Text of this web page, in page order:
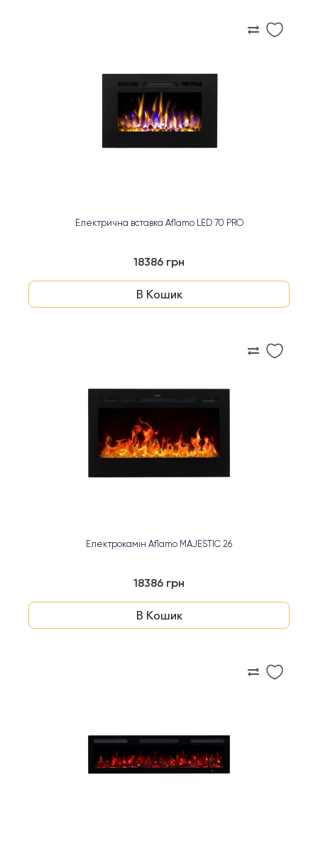
Електрична вставка Aflamo LED 70 PRO
18386 грн
В Кошик
Електрокамін Aflamo MAJESTIC 26
18386 грн
В Кошик